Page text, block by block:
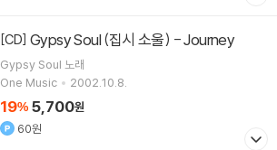
[CD] Gypsy Soul (집시 소울) - Journey
Gypsy Soul 노래
One Music
2002.10.8.
19% 5,700원
60원